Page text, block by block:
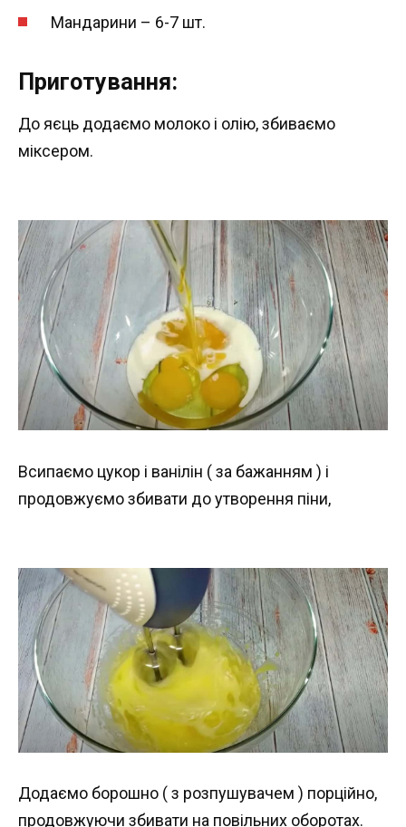
Мандарини – 6-7 шт.
Приготування:
До яєць додаємо молоко і олію, збиваємо
міксером.
Всипаємо цукор і ванілін ( за бажанням ) і
продовжуємо збивати до утворення піни,
Додаємо борошно ( з розпушувачем ) порційно,
продовжуючи збивати на повільних оборотах.